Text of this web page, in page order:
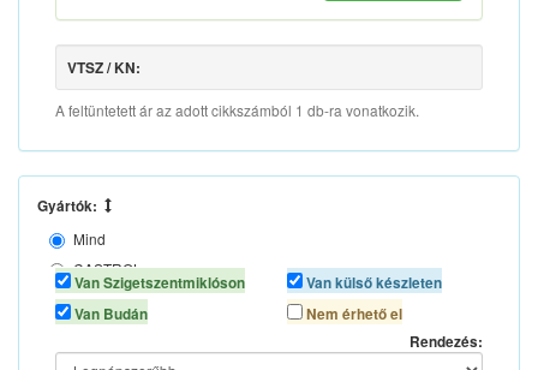
VTSZ / KN:
A feltüntetett ár az adott cikkszámból 1 db-ra vonatkozik.
Gyártók:
Mind
CASTROL
MOBIL
SCT CHEM
SELENIA
Van Szigetszentmiklóson
Van Budán
Van külső készleten
Nem érhető el
Rendezés: